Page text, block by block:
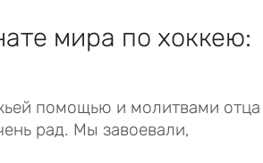
мира по хоккею:
помощью и молитвами отца
рад. Мы завоевали,